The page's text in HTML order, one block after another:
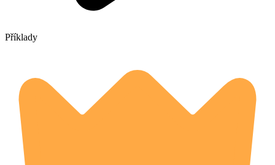
Příklady